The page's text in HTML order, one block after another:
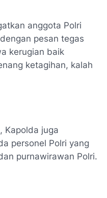
anggota Polri
pesan tegas
kerugian baik
ketagihan, kalah
Kapolda juga
personel Polri yang
purnawirawan Polri.